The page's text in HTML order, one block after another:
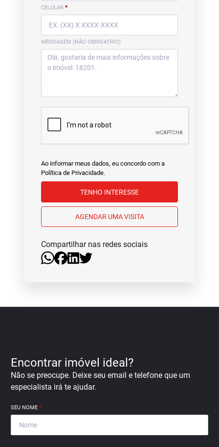
CELULAR *
MENSAGEM (NÃO OBRIGATRIO)
Ao informar meus dados, eu concordo com a
Política de Privacidade.
TENHO INTERESSE
AGENDAR UMA VISITA
Compartilhar nas redes sociais
Encontrar imóvel ideal?
Não se preocupe. Deixe seu email e telefone que um
especialista irá te ajudar.
SEU NOME*